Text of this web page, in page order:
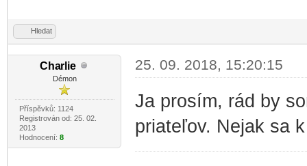
Hledat
Charlie
Démon
Příspěvků: 1124
Registrován od: 25. 02.
2013
Hodnocení: 8
25. 09. 2018, 15:20:15
Ja prosím, rád by
priateľov. Nejak sa